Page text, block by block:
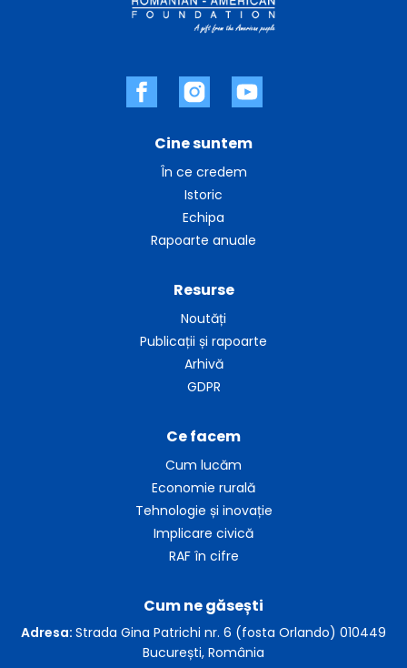
Cine suntem
În ce credem
Istoric
Echipa
Rapoarte anuale
Ce facem
Cum lucăm
Economie rurală
Tehnologie și inovație
Implicare civică
RAF în cifre
Resurse
Noutăți
Publicații și rapoarte
Arhivă
GDPR
Cum ne găsești
Adresa: Strada Gina Patrichi nr. 6 (fosta Orlando) 010449
București, România